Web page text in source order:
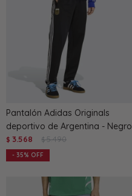
Pantalón Adidas Originals
deportivo de Argentina - Negro
$ 3.568 $ 5.490
35